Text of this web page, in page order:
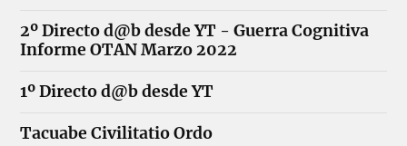
2º Directo d@b desde YT - Guerra Cognitiva
Informe OTAN Marzo 2022
1º Directo d@b desde YT
Tacuabe Civilitatio Ordo